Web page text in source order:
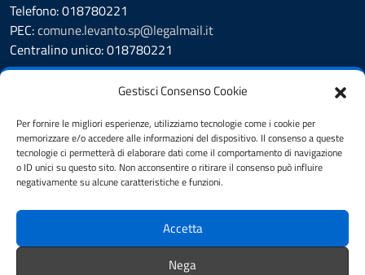
Gestisci Consenso Cookie
Per fornire le migliori esperienze, utilizziamo tecnologie come i cookie per
memorizzare e/o accedere alle informazioni del dispositivo. Il consenso a queste
tecnologie ci permetterà di elaborare dati come il comportamento di navigazione
o ID unici su questo sito. Non acconsentire o ritirare il consenso può influire
negativamente su alcune caratteristiche e funzioni.
Accetta
Nega
Telefono: 018780221
PEC:comune.levanto.sp@legalmail.it
Centralino unico: 018780221
Prenotazione appuntamento
Segnalazione disservizio
Whistleblowing
Amministrazione Trasparente
Albo Pretorio
Informativa privacy
Dichiarazione di accessibilità